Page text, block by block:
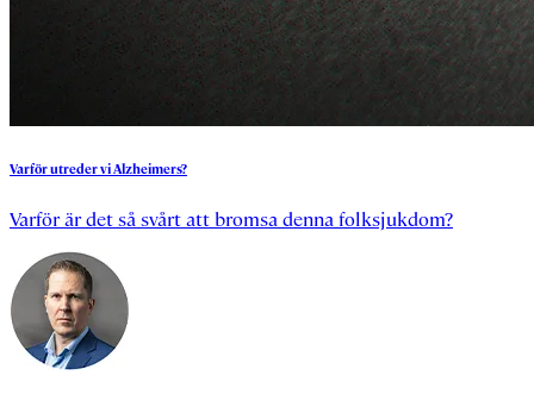
VarförutrederviAlzheimers?
Varför är det så svårt att bromsa denna folksjukdom?